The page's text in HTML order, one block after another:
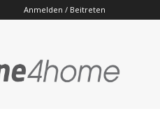
Anmelden / Beitreten